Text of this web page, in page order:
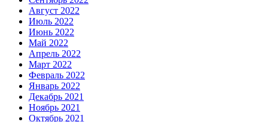
Август 2022
Июль 2022
Июнь 2022
Май 2022
Апрель 2022
Март 2022
Февраль 2022
Январь 2022
Декабрь 2021
Ноябрь 2021
Октябрь 2021